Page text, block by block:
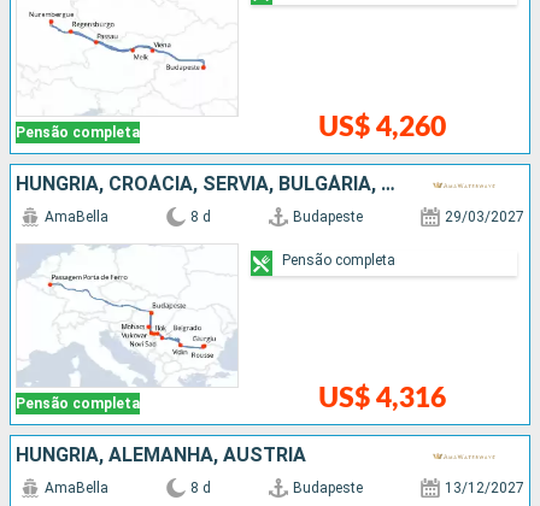
Pensão completa US$ 4,260
HUNGRIA, CROÁCIA, SÉRVIA, BULGÁRIA, ROMÊNIA
Pensão completa
AmaBella 8 d Budapeste 29/03/2027
US$ 4,316
Pensão completa
HUNGRIA, ALEMANHA, AUSTRIA
AmaBella 8 d Budapeste 13/12/2027